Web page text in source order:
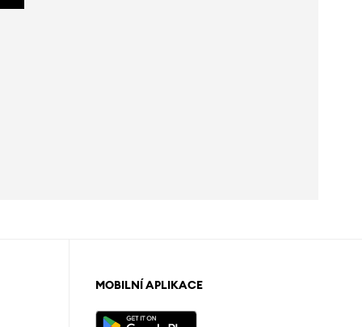
MOBILNÍ APLIKACE